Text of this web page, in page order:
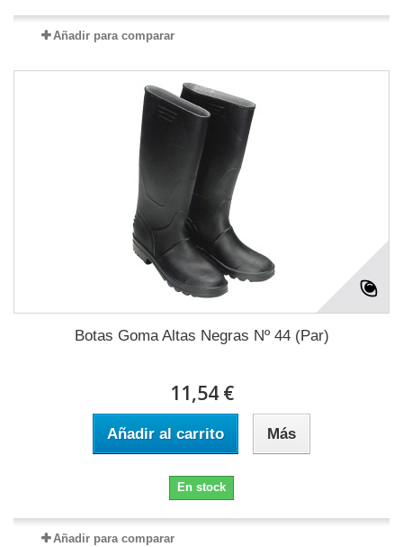
Añadir para comparar
Botas Goma Altas Negras Nº 44 (Par)
11,54 €
Añadir al carrito Más
En stock
Añadir para comparar